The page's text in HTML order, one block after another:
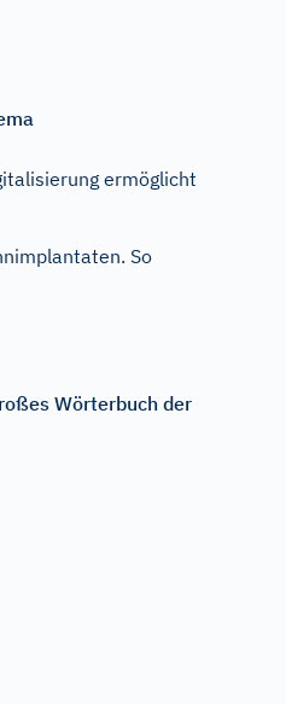
ermöglicht
So
Wörterbuch der